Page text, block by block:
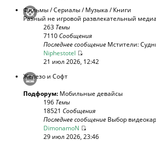
Фильмы / Сериалы / Музыка / Книги
Разный не игровой развлекательный
263 Темы
7110Сообщения
Последнее сообщение Мстители:
Niphestotel
21 июл 2026, 12:42
Железо и Софт
Подфорум: Мобильные девайсы
196 Темы
18521 Сообщения
Последнее сообщение Выбор
DimonamoN
29 июл 2026, 23:46